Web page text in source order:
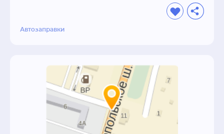
Автозаправки